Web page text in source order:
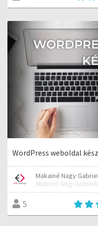
WordPress weboldal
Makainé Nagy
Makainé Nagy
5